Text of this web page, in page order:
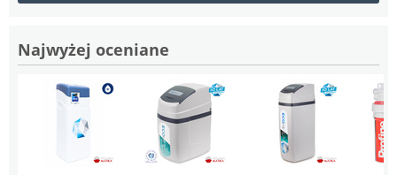
Najwyżej oceniane